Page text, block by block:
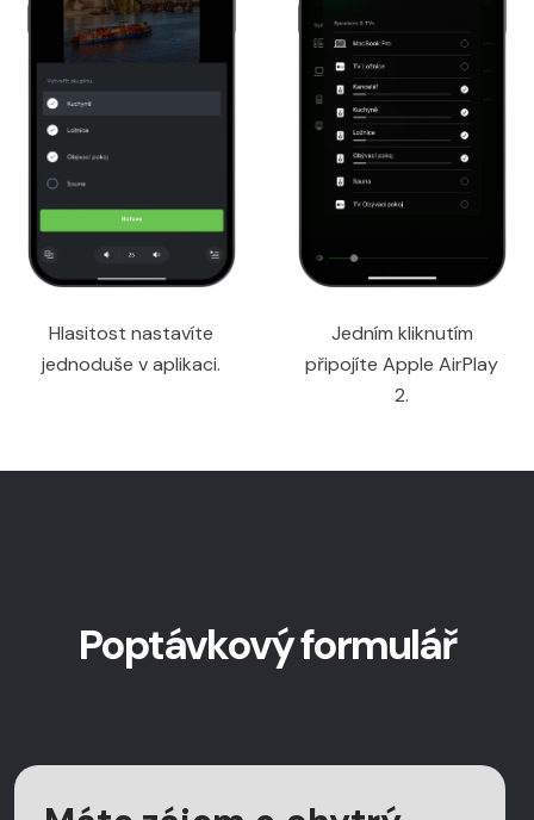
Hlasitost nastavíte
jednoduše v aplikaci.
Jedním kliknutím
připojíte Apple AirPlay
2.
Poptávkový formulář